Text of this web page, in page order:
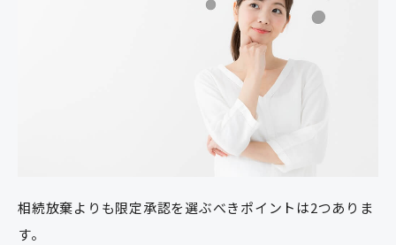
相続放棄よりも限定承認を選ぶべきポイントは2つありま
す。